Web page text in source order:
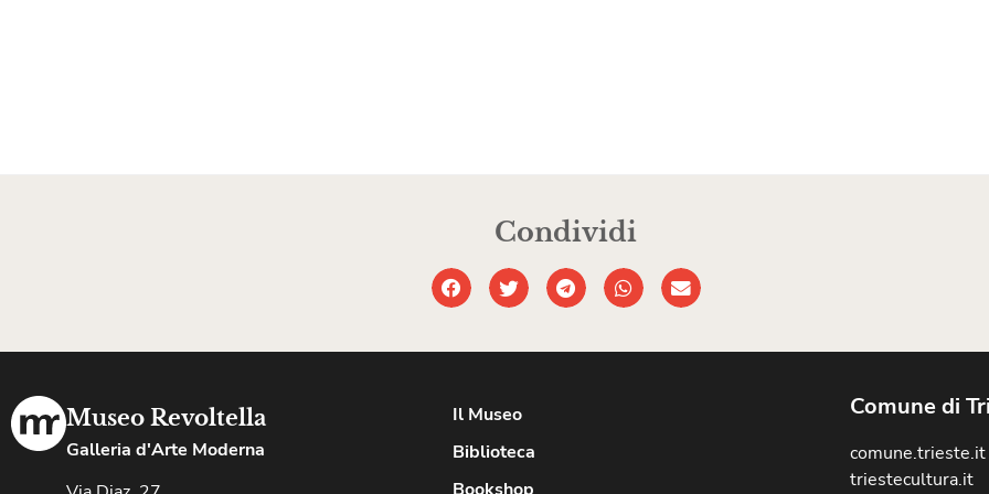
Condividi
Museo Revoltella
Galleria d'Arte Moderna
Il Museo
Biblioteca
Comune di
comune.trieste.it
triestecultura.it